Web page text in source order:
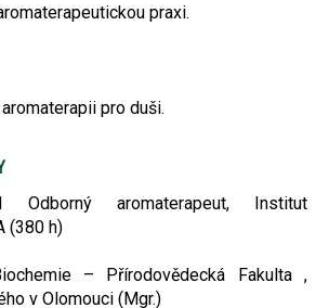
praxi.
pro duši.
aromaterapeut, Institut
(380 h)
– Přírodovědecká Fakulta ,
v Olomouci (Mgr.)